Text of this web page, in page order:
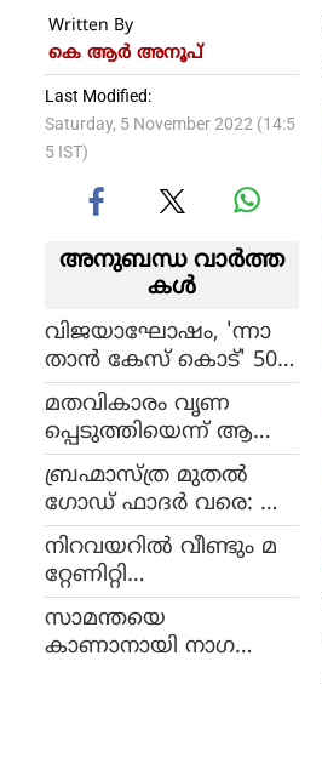
Written By
കെ ആര്‍ അനൂപ്
Last Modified:
Saturday, 5 November 2022 (14:5
5 IST)
അനുബന്ധ വാര്‍ത്ത
കള്‍
വിജയാഘോഷം, 'ന്നാ
താന്‍ കേസ് കൊട്' 50
ദിവസത്തെ സക്‌സസ്
സെലിബ്രേഷന്‍
മതവികാരം വൃണ
പ്പെടുത്തിയെന്ന് ആ
രോപണം, ദേവി ശ്രീ പ്ര
സാദിനെതിരെ പോലീസ്
കേസെടുത്തു
ബ്രഹ്മാസ്ത്ര മുതൽ
ഗോഡ് ഫാദർ വരെ: ഈ
മാസത്തെ പ്രധാന ഒടിടി
റിലീസുകൾ
നിറവയറിൽ വീണ്ടും മ
റ്റേണിറ്റി
ഫോട്ടോഷൂട്ടുമായി
ബിപാഷ ബസു
സാമന്തയെ
കാണാനായി നാഗ